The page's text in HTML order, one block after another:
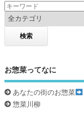
お惣菜ってなに
あなたの街のお惣菜
惣菜川柳